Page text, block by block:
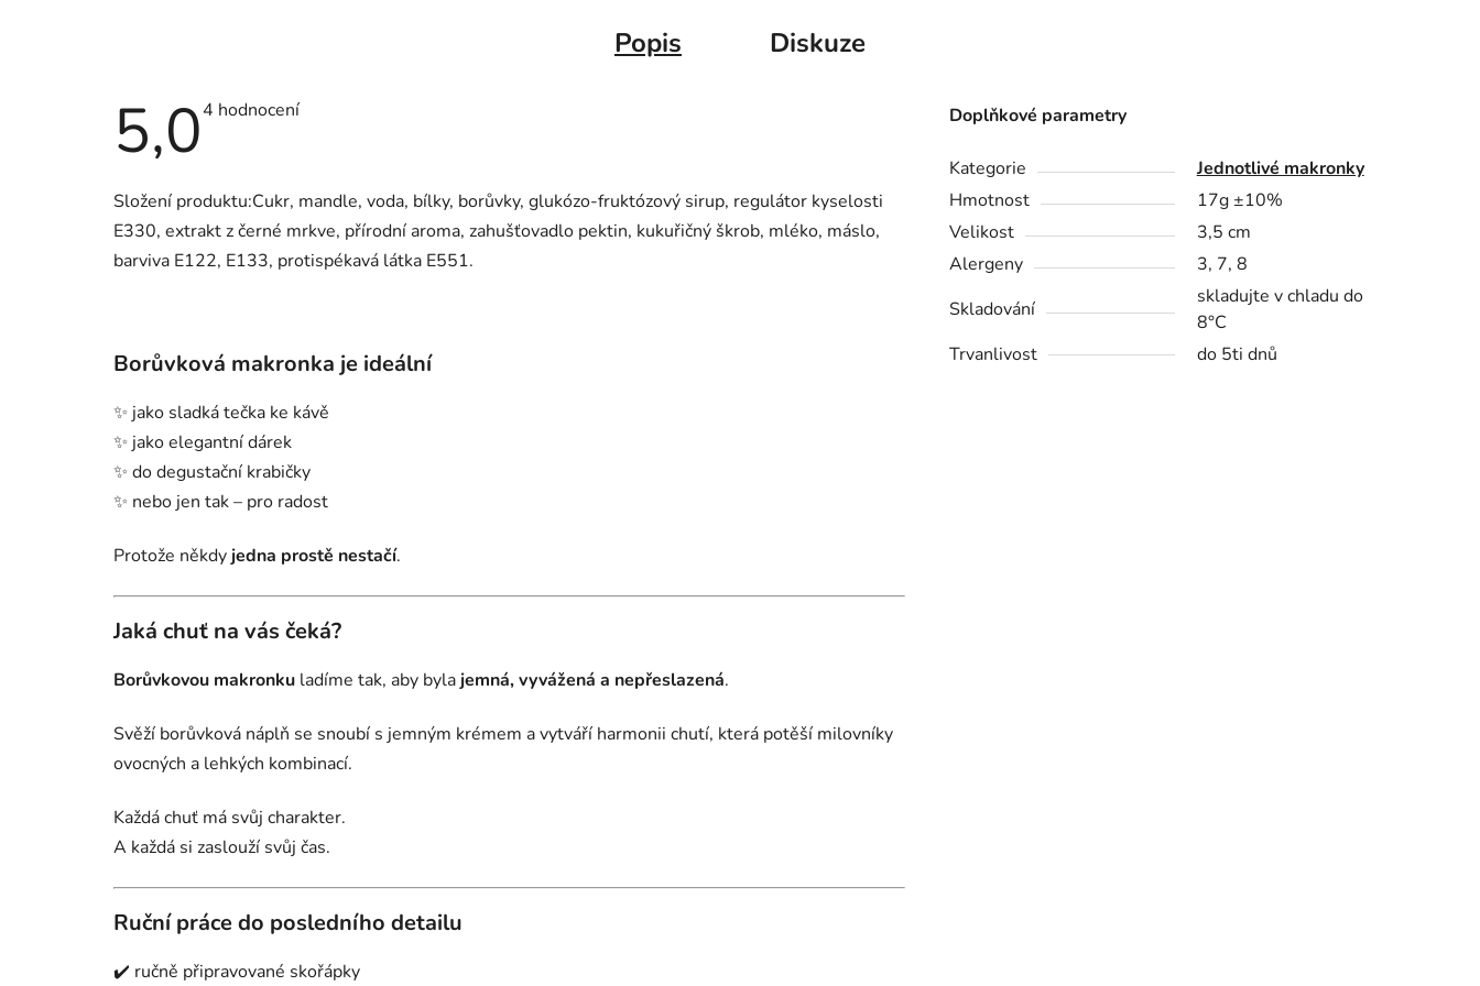
Popis Diskuze
5,0Průměrné
z
5
hvězdiček.
4 hodnocení
Složení produktu:Cukr, mandle, voda, bílky, borůvky, glukózo-fruktózový sirup, regulátor kyselosti
E330, extrakt z černé mrkve, přírodní aroma, zahušťovadlo pektin, kukuřičný škrob, mléko, máslo,
barviva E122, E133, protispékavá látka E551.
Borůvková makronka je ideální
✨ jako sladká tečka ke kávě
✨ jako elegantní dárek
✨ do degustační krabičky
✨ nebo jen tak – pro radost
Protože někdy jedna prostě nestačí.
Jaká chuť na vás čeká?
Borůvkovou makronku ladíme tak, aby byla jemná, vyvážená a nepřeslazená.
Svěží borůvková náplň se snoubí s jemným krémem a vytváří harmonii chutí, která potěší milovníky
ovocných a lehkých kombinací.
Každá chuť má svůj charakter.
A každá si zaslouží svůj čas.
Ruční práce do posledního detailu
✔️ ručně připravované skořápky
Doplňkové parametry
Kategorie
Jednotlivé makronky
Hmotnost
17g ±10%
Velikost
3,5 cm
Alergeny
3, 7, 8
Skladování
skladujte v chladu do
8°C
Trvanlivost
do 5ti dnů